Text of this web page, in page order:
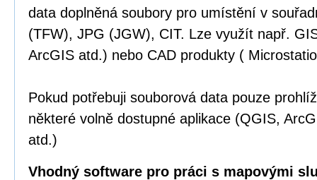
data doplněná soubory pro umístění v
(TFW), JPG (JGW), CIT. Lze využít např.
ArcGIS atd.) nebo CAD produkty (
Pokud potřebuji souborová data pouze
některé volně dostupné aplikace (QGIS,
atd.)
Vhodný software pro práci s mapovými